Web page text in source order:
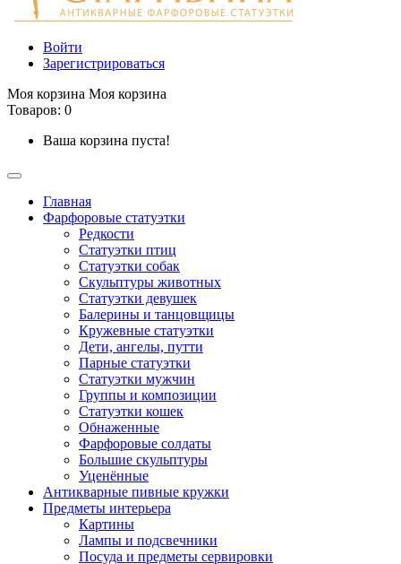
Войти
Зарегистрироваться
Моя корзина Моя корзина
Товаров: 0
Ваша корзина пуста!
Главная
Фарфоровые статуэтки
Редкости
Cтатуэтки птиц
Cтатуэтки собак
Скульптуры животных
Статуэтки девушек
Балерины и танцовщицы
Кружевные статуэтки
Дети, ангелы, путти
Парные статуэтки
Статуэтки мужчин
Группы и композиции
Статуэтки кошек
Обнаженные
Фарфоровые солдаты
Большие скульптуры
Уценённые
Антикварные пивные кружки
Предметы интерьера
Картины
Лампы и подсвечники
Посуда и предметы сервировки